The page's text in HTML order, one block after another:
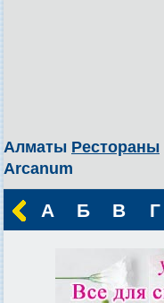
Алматы Рестораны
Arcanum
А Б В Г